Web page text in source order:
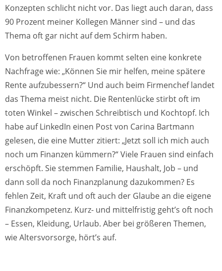
Konzepten schlicht nicht vor. Das liegt auch daran, dass
90 Prozent meiner Kollegen Männer sind – und das
Thema oft gar nicht auf dem Schirm haben.
Von betroffenen Frauen kommt selten eine konkrete
Nachfrage wie: „Können Sie mir helfen, meine spätere
Rente aufzubessern?“ Und auch beim Firmenchef landet
das Thema meist nicht. Die Rentenlücke stirbt oft im
toten Winkel – zwischen Schreibtisch und Kochtopf. Ich
habe auf LinkedIn einen Post von Carina Bartmann
gelesen, die eine Mutter zitiert: „Jetzt soll ich mich auch
noch um Finanzen kümmern?“ Viele Frauen sind einfach
erschöpft. Sie stemmen Familie, Haushalt, Job – und
dann soll da noch Finanzplanung dazukommen? Es
fehlen Zeit, Kraft und oft auch der Glaube an die eigene
Finanzkompetenz. Kurz- und mittelfristig geht’s oft noch
– Essen, Kleidung, Urlaub. Aber bei größeren Themen,
wie Altersvorsorge, hört’s auf.